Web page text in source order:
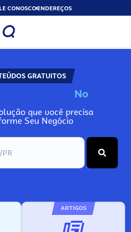
CONOSCOENDEREÇOS
GRATUITOS
N
que você precisa
Seu Negócio
ARTIGOS